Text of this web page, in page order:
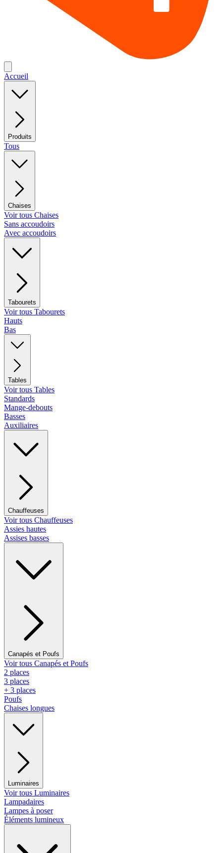
Accueil
Produits
Tous
Chaises
Voir tous Chaises
Sans accoudoirs
Avec accoudoirs
Tabourets
Voir tous Tabourets
Hauts
Bas
Tables
Voir tous Tables
Standards
Mange-debouts
Basses
Auxiliaires
Chauffeuses
Voir tous Chauffeuses
Assies hautes
Assises basses
Canapés et Poufs
Voir tous Canapés et Poufs
2 places
3 places
+ 3 places
Poufs
Chaises longues
Luminaires
Voir tous Luminaires
Lampadaires
Lampes à poser
Éléments lumineux